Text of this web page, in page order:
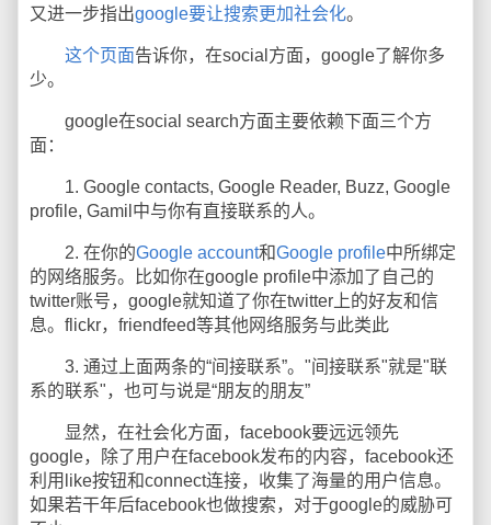
又进一步指出google要让搜索更加社会化。
这个页面告诉你，在social方面，google了解你多
少。
google在social search方面主要依赖下面三个方
面：
1. Google contacts, Google Reader, Buzz, Google
profile, Gamil中与你有直接联系的人。
2. 在你的Google account和Google profile中所绑定
的网络服务。比如你在google profile中添加了自己的
twitter账号，google就知道了你在twitter上的好友和信
息。flickr，friendfeed等其他网络服务与此类此
3. 通过上面两条的“间接联系”。"间接联系"就是"联
系的联系"，也可与说是“朋友的朋友”
显然，在社会化方面，facebook要远远领先
google，除了用户在facebook发布的内容，facebook还
利用like按钮和connect连接，收集了海量的用户信息。
如果若干年后facebook也做搜索，对于google的威胁可